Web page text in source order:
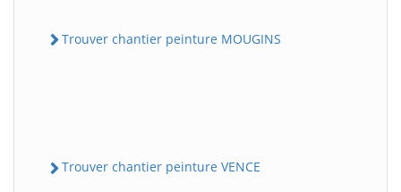
Trouver chantier peinture MOUGINS
Trouver chantier peinture VENCE